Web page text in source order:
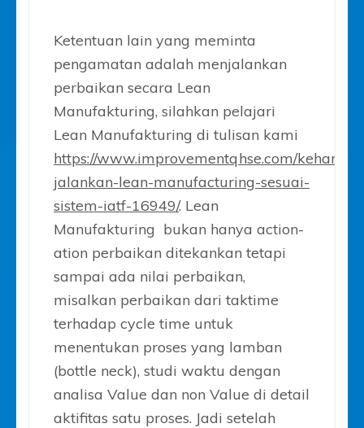
Ketentuan lain yang meminta
pengamatan adalah menjalankan
perbaikan secara Lean
Manufakturing, silahkan pelajari
Lean Manufakturing di tulisan kami
https://www.improvementqhse.com/
jalankan-lean-manufacturing-sesuai-
sistem-iatf-16949/. Lean
Manufakturing bukan hanya action-
ation perbaikan ditekankan tetapi
sampai ada nilai perbaikan,
misalkan perbaikan dari taktime
terhadap cycle time untuk
menentukan proses yang lamban
(bottle neck), studi waktu dengan
analisa Value dan non Value di detail
aktifitas satu proses. Jadi setelah